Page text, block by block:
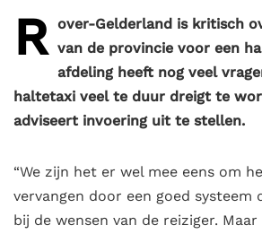
R over-Gelderland is kritisch
van de provincie voor een
afdeling heeft nog veel
haltetaxi veel te duur dreigt te
adviseert invoering uit te stellen.
“We zijn het er wel mee eens om
vervangen door een goed
bij de wensen van de reiziger.